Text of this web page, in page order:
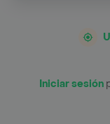
Iniciar sesión